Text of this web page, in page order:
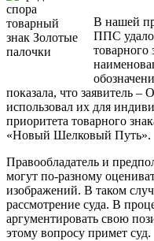
В нашей
ППС
показала, что заявитель
использовал их для
приоритета товарного
«Новый Шелковый Путь».
Правообладатель и
могут по-разному
изображений. В таком
рассмотрение суда. В
аргументировать свою
этому вопросу примет суд.